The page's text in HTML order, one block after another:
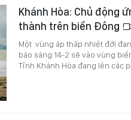
Khánh Hòa: Chủ động
thành trên biển Đông
Một vùng áp thấp nhiệt đới
báo sáng 14-2 sẽ vào vùng
Tỉnh Khánh Hòa đang lên các